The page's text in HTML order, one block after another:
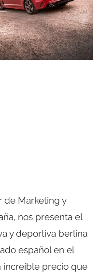
de Marketing y
nos presenta el
y deportiva berlina
español en el
increíble precio que